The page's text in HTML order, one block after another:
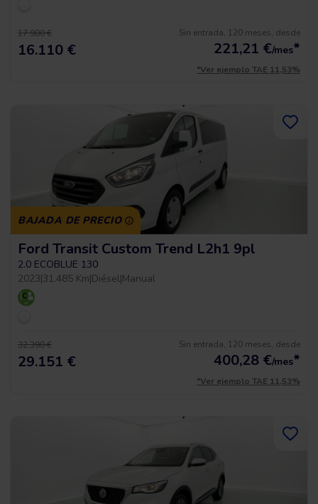
17.900 €
16.110 €
Sin entrada, 120 meses, desde
221,21 €/mes*
*Ver ejemplo TAE 11,53%
BAJADA DE PRECIO
Ford Transit Custom Trend L2h1 9pl
2.0 ECOBLUE 130
2023|31.485 Km|Diésel|Manual
32.390 €
29.151 €
Sin entrada, 120 meses, desde
400,28 €/mes*
*Ver ejemplo TAE 11,53%